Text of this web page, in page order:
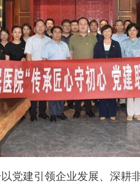
建引领企业发展、深耕